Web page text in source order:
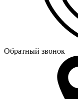
Обратный звонок